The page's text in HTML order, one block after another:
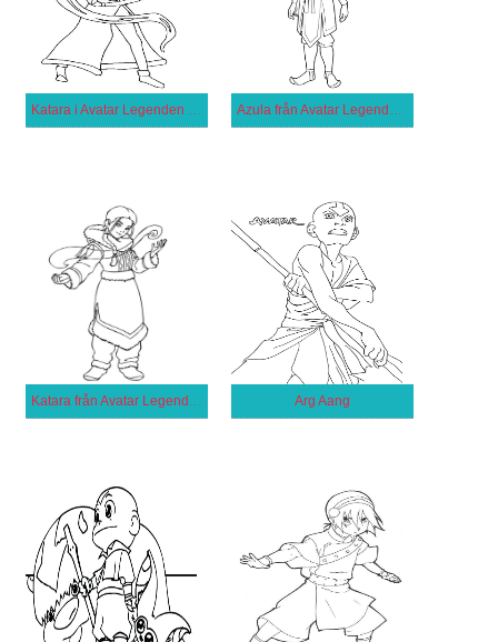
Katara i Avatar Legenden om Aang Azula från Avatar Legenden om Aang
Katara från Avatar Legenden om Aang Arg Aang